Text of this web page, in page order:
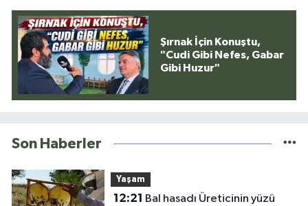
Şırnak İçin Konuştu,
"Cudi Gibi Nefes, Gabar
Gibi Huzur"
Son Haberler
Yaşam
12:21